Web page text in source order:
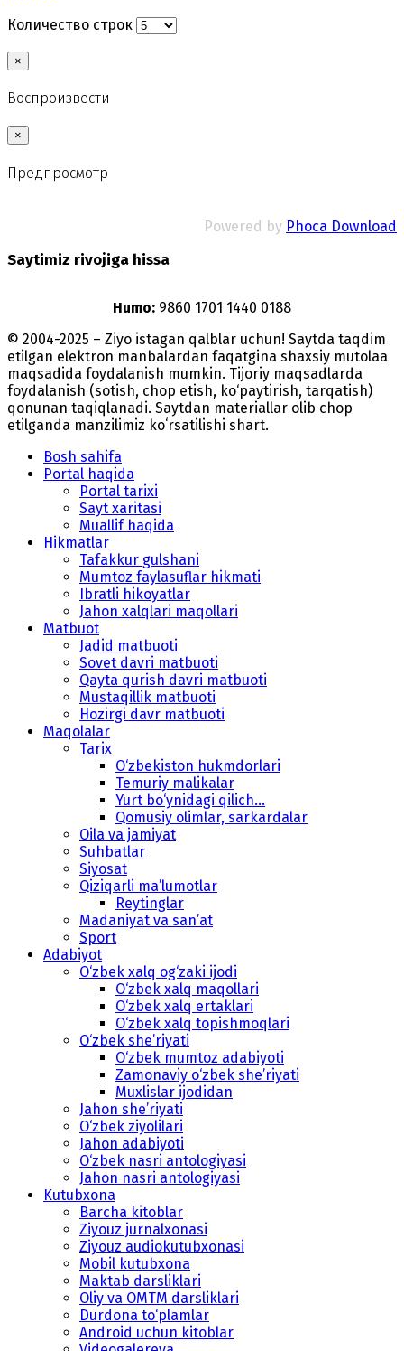
Количество строк
×
Воспроизвести
×
Предпросмотр
Powered by Phoca Download
Saytimiz rivojiga hissa
Humo: 9860 1701 1440 0188
© 2004-2025 – Ziyo istagan qalblar uchun! Saytda taqdim
etilgan elektron manbalardan faqatgina shaxsiy mutolaa
maqsadida foydalanish mumkin. Tijoriy maqsadlarda
foydalanish (sotish, chop etish, ko‘paytirish, tarqatish)
qonunan taqiqlanadi. Saytdan materiallar olib chop
etilganda manzilimiz koʻrsatilishi shart.
Bosh sahifa
Portal haqida
Portal tarixi
Sayt xaritasi
Muallif haqida
Hikmatlar
Tafakkur gulshani
Mumtoz faylasuflar hikmati
Ibratli hikoyatlar
Jahon xalqlari maqollari
Matbuot
Jadid matbuoti
Sovet davri matbuoti
Qayta qurish davri matbuoti
Mustaqillik matbuoti
Hozirgi davr matbuoti
Maqolalar
Tarix
O‘zbekiston hukmdorlari
Temuriy malikalar
Yurt bo‘ynidagi qilich...
Qomusiy olimlar, sarkardalar
Oila va jamiyat
Suhbatlar
Siyosat
Qiziqarli ma’lumotlar
Reytinglar
Madaniyat va san’at
Sport
Adabiyot
O‘zbek xalq og‘zaki ijodi
O‘zbek xalq maqollari
O‘zbek xalq ertaklari
O‘zbek xalq topishmoqlari
O‘zbek she’riyati
O‘zbek mumtoz adabiyoti
Zamonaviy o‘zbek she’riyati
Muxlislar ijodidan
Jahon she’riyati
O‘zbek ziyolilari
Jahon adabiyoti
O‘zbek nasri antologiyasi
Jahon nasri antologiyasi
Kutubxona
Barcha kitoblar
Ziyouz jurnalxonasi
Ziyouz audiokutubxonasi
Mobil kutubxona
Maktab darsliklari
Oliy va OMTM darsliklari
Durdona to‘plamlar
Android uchun kitoblar